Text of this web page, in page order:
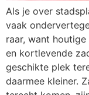
Als je over
vaak
raar, want
en kortlevende
geschikte plek
daarmee kleiner.